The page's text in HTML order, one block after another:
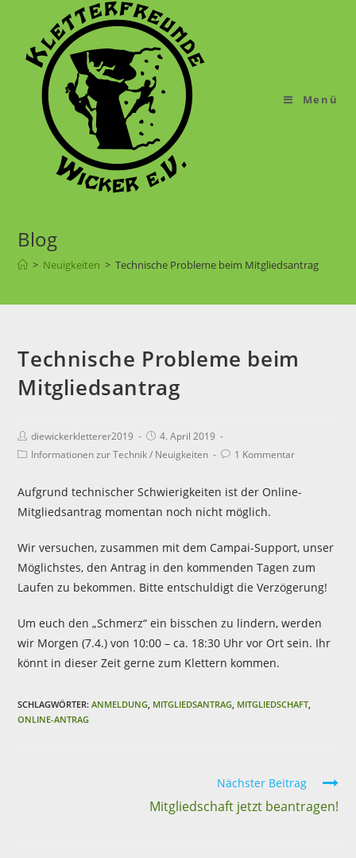
Menü
Blog
> Neuigkeiten > Technische Probleme beim Mitgliedsantrag
Technische Probleme beim
Mitgliedsantrag
diewickerkletterer2019
4. April 2019
Informationen zur Technik/ Neuigkeiten 1 Kommentar
Aufgrund technischer Schwierigkeiten ist der Online-
Mitgliedsantrag momentan noch nicht möglich.
Wir versuchen, zusammen mit dem Campai-Support, unser
Möglichstes, den Antrag in den kommenden Tagen zum
Laufen zu bekommen. Bitte entschuldigt die Verzögerung!
Um euch den „Schmerz“ ein bisschen zu lindern, werden
wir Morgen (7.4.) von 10:00 – ca. 18:30 Uhr vor Ort sein. Ihr
könnt in dieser Zeit gerne zum Klettern kommen.
SCHLAGWÖRTER:ANMELDUNG, MITGLIEDSANTRAG, MITGLIEDSCHAFT,
ONLINE-ANTRAG
Nächster Beitrag
Mitgliedschaft jetzt beantragen!